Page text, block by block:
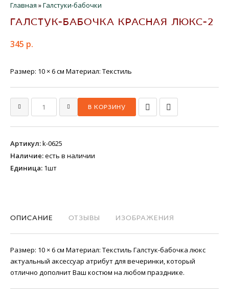
Главная »Галстуки-бабочки
ГАЛСТУК-БАБОЧКА КРАСНАЯ ЛЮКС-2
345 р.
Размер: 10 × 6 см Материал: Текстиль
Артикул:k-0625
Наличие:есть в наличии
Единица: 1шт
ОПИСАНИЕ ОТЗЫВЫ ИЗОБРАЖЕНИЯ
Размер: 10 × 6 см Материал: Текстиль Галстук-бабочка люкс
актуальный аксессуар атрибут для вечеринки, который
отлично дополнит Ваш костюм на любом празднике.